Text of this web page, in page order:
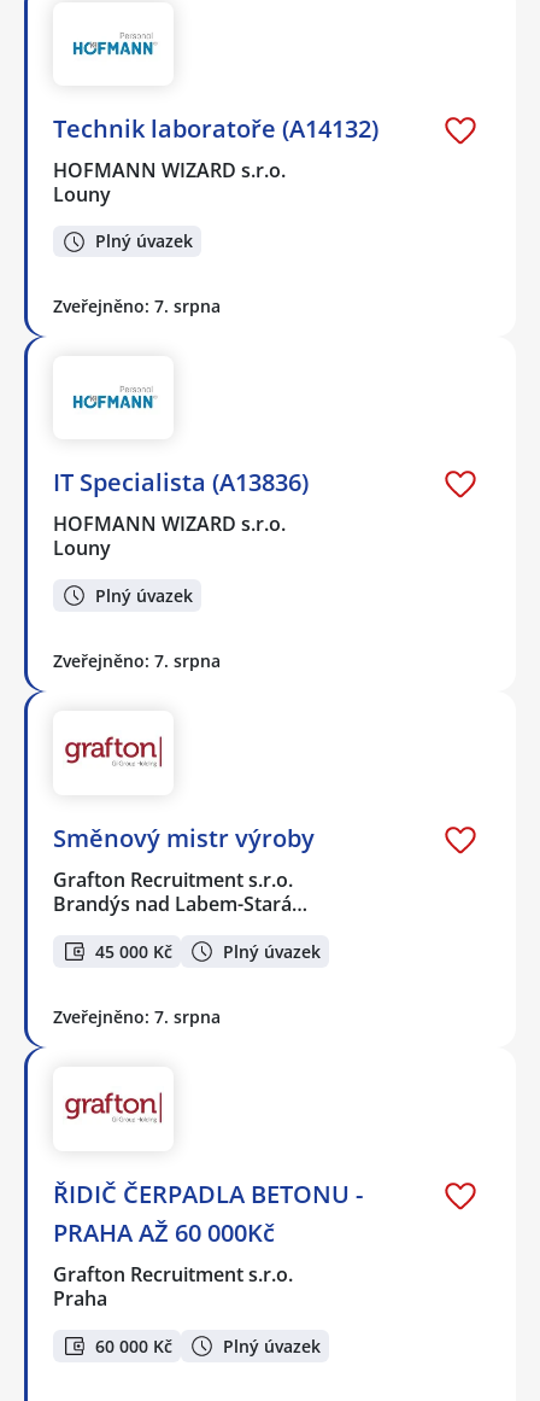
Technik laboratoře (A14132)
HOFMANN WIZARD s.r.o.
Louny
Plný úvazek
Zveřejněno: 7. srpna
IT Specialista (A13836)
HOFMANN WIZARD s.r.o.
Louny
Plný úvazek
Zveřejněno: 7. srpna
Směnový mistr výroby
Grafton Recruitment s.r.o.
Brandýs nad Labem-Stará…
45 000 Kč Plný úvazek
Zveřejněno: 7. srpna
ŘIDIČ ČERPADLA BETONU -
PRAHA AŽ 60 000Kč
Grafton Recruitment s.r.o.
Praha
60 000 Kč Plný úvazek